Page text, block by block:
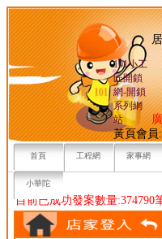
101小工
匠開鎖
網-開鎖
系列網
站
黃頁會
首頁 工程網 家事網
小華陀
目前已成功發案數量:374790